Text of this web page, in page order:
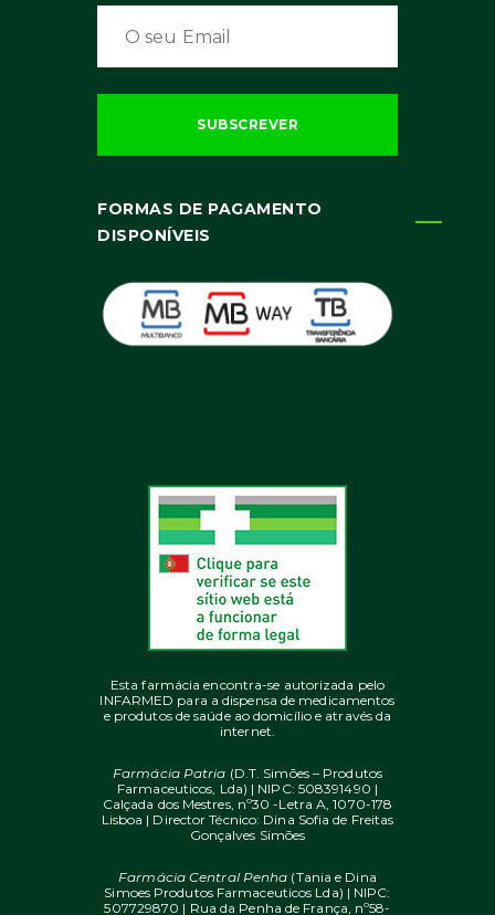
FORMAS DE PAGAMENTO
DISPONÍVEIS
Esta farmácia encontra-se autorizada pelo
INFARMED para a dispensa de medicamentos
e produtos de saúde ao domicílio e através da
internet.
Farmácia Patria (D.T. Simões – Produtos
Farmaceuticos, Lda) | NIPC: 508391490 |
Calçada dos Mestres, nº30 -Letra A, 1070-178
Lisboa | Director Técnico: Dina Sofia de Freitas
Gonçalves Simões
Farmácia Central Penha (Tania e Dina
Simoes Produtos Farmaceuticos Lda) | NIPC:
507729870 | Rua da Penha de França, nº58-